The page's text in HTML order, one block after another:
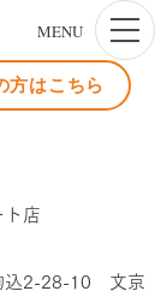
MENU
方はこちら
ト店
込2-28-10 文京